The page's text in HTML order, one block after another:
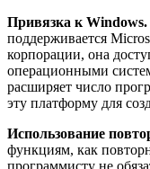
Привязка к Windows.
поддерживается
корпорации, она
операционными
расширяет число
эту платформу для
Использование
функциям, как
программисту не